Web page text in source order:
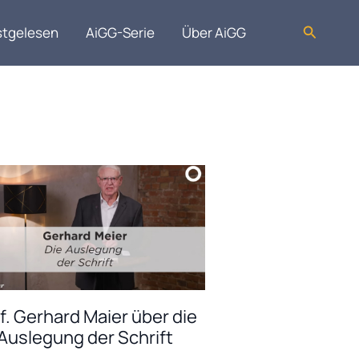
AiGG-Serie Über AiGG Suchen
Gerhard Maier über die
der Schrift